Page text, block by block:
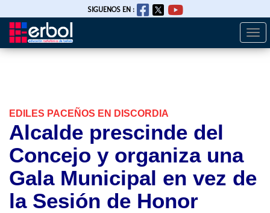
Pasar
SIGUENOS EN :
EDILES PACEÑOS EN DISCORDIA
Alcalde prescinde del
Concejo y organiza una
Gala Municipal en vez de
la Sesión de Honor